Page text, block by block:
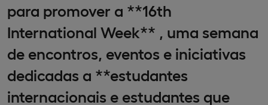
para promover a **16th
International Week** , uma semana
de encontros, eventos e iniciativas
dedicadas a **estudantes
internacionais e estudantes que